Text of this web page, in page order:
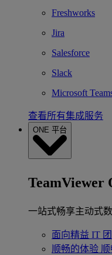
Freshworks
Jira
Salesforce
Slack
Microsoft
查看所有集成服务
ONE 平台
TeamViewer
一站式畅享主动式
面向精益 IT
顺畅的体验